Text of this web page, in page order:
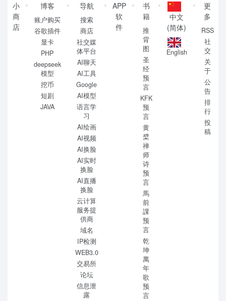
小
商
店
博客
账户购买
谷歌插件
显卡
PHP
deepseek
模型
挖币
短剧
JAVA
导航
搜索
商店
社交媒
体平台
AI聊天
AI工具
Google
AI模型
语言学
习
AI绘画
AI视频
AI换脸
AI实时
换脸
AI直播
换脸
云计算
服务提
供商
域名
IP检测
WEB3.0
交易所
论坛
信息泄
露
APP
软
件
书
籍
推
背
图
圣
经
预
言
KFK
预
言
黄
檗
禅
师
诗
预
言
馬
前
課
预
言
乾
坤
萬
年
歌
预
言
中文
(简体)
English
更
多
RSS
社
交
关
于
公
告
排
行
投
稿